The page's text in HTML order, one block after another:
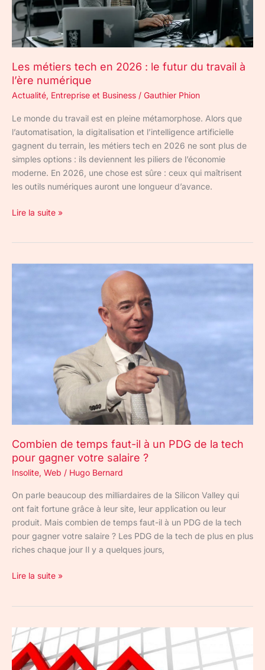
Les métiers tech en 2026 : le futur du travail à
l’ère numérique
Actualité, Entreprise et Business / Gauthier Phion
Le monde du travail est en pleine métamorphose. Alors que
l’automatisation, la digitalisation et l’intelligence artificielle
gagnent du terrain, les métiers tech en 2026 ne sont plus de
simples options : ils deviennent les piliers de l’économie
moderne. En 2026, une chose est sûre : ceux qui maîtrisent
les outils numériques auront une longueur d’avance.
futur
du
travail
l’ère
numérique
Lire la suite »
Combien de temps faut-il à un PDG de la tech
pour gagner votre salaire ?
Insolite, Web / Hugo Bernard
On parle beaucoup des milliardaires de la Silicon Valley qui
ont fait fortune grâce à leur site, leur application ou leur
produit. Mais combien de temps faut-il à un PDG de la tech
pour gagner votre salaire ? Les PDG de la tech de plus en plus
riches chaque jour Il y a quelques jours,
votre
salaire
?
Lire la suite »
Considérable
baisse
du